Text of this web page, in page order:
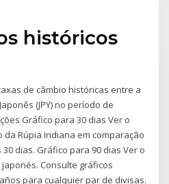
históricos
de câmbio históricas entre a
(JPY) no período de
Gráfico para 30 dias Ver o
Rúpia Indiana em comparação
dias. Gráfico para 90 dias Ver o
Consulte gráficos
para cualquier par de divisas.